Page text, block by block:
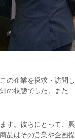
の企業を探求・訪問
の状態でした。また
す。彼らにとって、
品はその営業や企画